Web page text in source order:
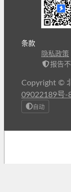
条款
隐私政策
报告
Copyright ©
09022189号-
自动